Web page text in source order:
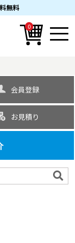
無料
0
会員登録
お見積り